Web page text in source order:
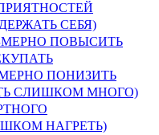
СЕБЯ)
ПОВЫСИТЬ
ПОНИЗИТЬ
СЛИШКОМ МНОГО)
НАГРЕТЬ)